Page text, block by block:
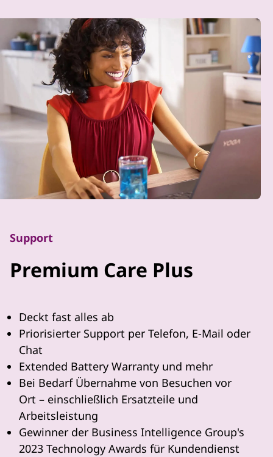
Support
Premium Care Plus
Deckt fast alles ab
Priorisierter Support per Telefon, E-Mail oder
Chat
Extended Battery Warranty und mehr
Bei Bedarf Übernahme von Besuchen vor
Ort – einschließlich Ersatzteile und
Arbeitsleistung
Gewinner der Business Intelligence Group's
2023 Technology Awards für Kundendienst